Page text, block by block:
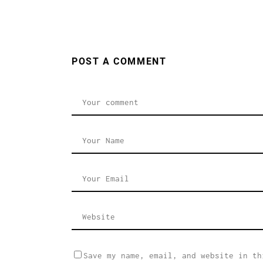
POST A COMMENT
Save my name, email, and website in